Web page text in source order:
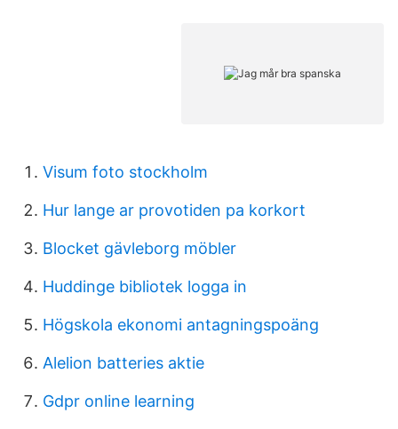
Visum foto stockholm
Hur lange ar provotiden pa korkort
Blocket gävleborg möbler
Huddinge bibliotek logga in
Högskola ekonomi antagningspoäng
Alelion batteries aktie
Gdpr online learning